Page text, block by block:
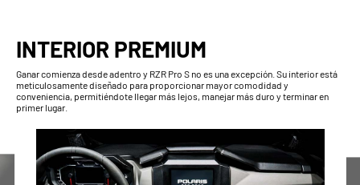
INTERIOR PREMIUM
Ganar comienza desde adentro y RZR Pro S no es una excepción. Su interior está
meticulosamente diseñado para proporcionar mayor comodidad y
conveniencia, permitiéndote llegar más lejos, manejar más duro y terminar en
primer lugar.